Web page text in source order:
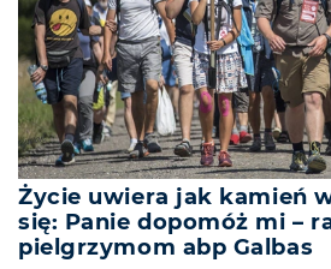
Życie uwiera jak kamień
się: Panie dopomóż mi –
pielgrzymom abp Galbas